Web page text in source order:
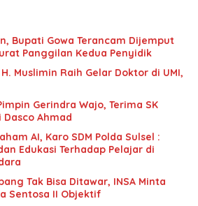
Bupati Gowa Terancam Dijemput
Panggilan Kedua Penyidik
Muslimin Raih Gelar Doktor di UMI,
Gerindra Wajo, Terima SK
Dasco Ahmad
AI, Karo SDM Polda Sulsel :
Edukasi Terhadap Pelajar di
Tak Bisa Ditawar, INSA Minta
Sentosa II Objektif